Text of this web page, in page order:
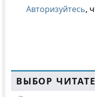
Авторизуйтесь,
ВЫБОР